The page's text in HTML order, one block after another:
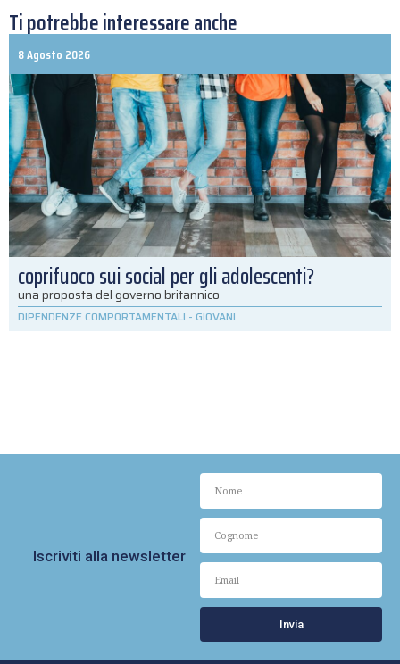
Ti potrebbe interessare anche
8 Agosto 2026
coprifuoco sui social per gli adolescenti?
una proposta del governo britannico
DIPENDENZE COMPORTAMENTALI - GIOVANI
Iscriviti alla newsletter
Invia